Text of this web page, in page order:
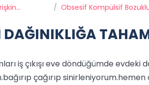
/ Obsesif Kompülsif
DAĞINIKLIĞA
iş çıkışı eve döndüğümde evdeki
çağırıp